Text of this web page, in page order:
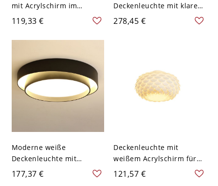
mit Acrylschirm im
modernen Halbflächen-
Design - 110V-120V 35,56
cm
119,33 €
Deckenleuchte mit klarem
Schirm - 110V-120V 49,53
278,45 €
Moderne weiße
Deckenleuchte mit
Acrylschirm und LED-
Lampen - Schwarz 110V-
177,37 €
Deckenleuchte mit
weißem Acrylschirm für
modernes Zuhause -
110V-120V 30,48 cm
121,57 €